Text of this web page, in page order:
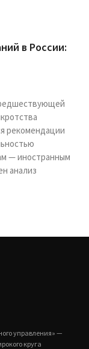
в России:
рекомендации
— иностранным
анализ
управления» —
круга